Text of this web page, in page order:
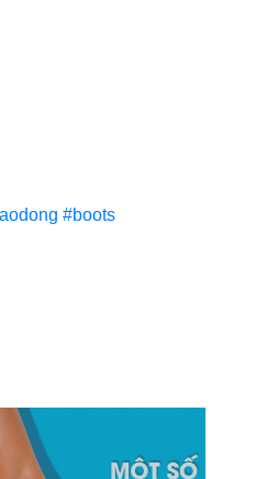
#boots